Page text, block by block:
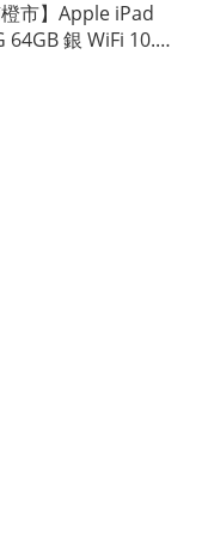
橙市】Apple iPad
64GB 銀 WiFi 10.9